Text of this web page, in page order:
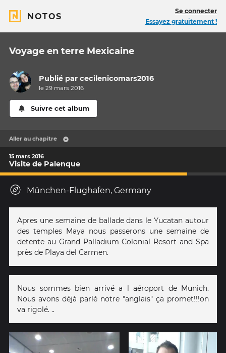
NOTOS
Se connecter
Essayez gratuitement !
Voyage en terre Mexicaine
Publié parcecilenicomars2016
le 29 mars 2016
Suivre cet album
Aller au chapitre
15 mars 2016
Visite de Palenque
München-Flughafen, Germany
Apres une semaine de ballade dans le Yucatan autour
des temples Maya nous passerons une semaine de
detente au Grand Palladium Colonial Resort and Spa
près de Playa del Carmen.
Nous sommes bien arrivé a l aéroport de Munich.
Nous avons déjà parlé notre "anglais" ça promet!!!on
va rigolé. ..